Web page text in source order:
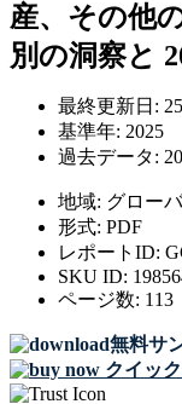
産、その他
別の洞察と
最終更新日:
基準年: 2025
過去データ:
地域: グロー
形式: PDF
レポートID:
SKU ID:
ページ数: 113
無料サ
クイッ